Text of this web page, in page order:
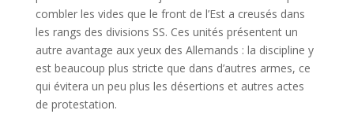
combler les vides que le front de l’Est a creusés dans
les rangs des divisions SS. Ces unités présentent un
autre avantage aux yeux des Allemands : la discipline y
est beaucoup plus stricte que dans d’autres armes, ce
qui évitera un peu plus les désertions et autres actes
de protestation.